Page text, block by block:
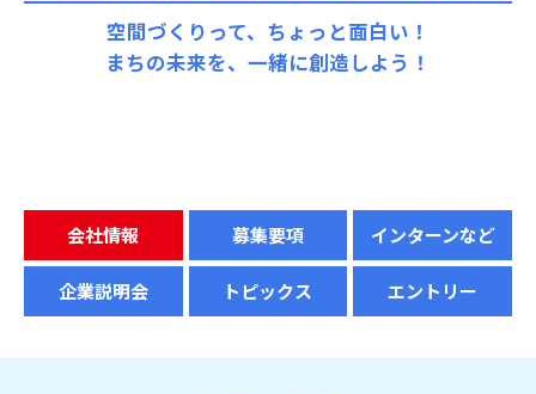
空間づくりって、ちょっと面白い！
まちの未来を、一緒に創造しよう！
会社情報 募集要項 インターンなど
企業説明会 トピックス エントリー